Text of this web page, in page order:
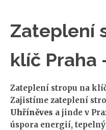
Zateplení
klíč Praha
Zateplení stropu na
Zajistíme zateplení
Uhříněves a jinde v
úspora energií,